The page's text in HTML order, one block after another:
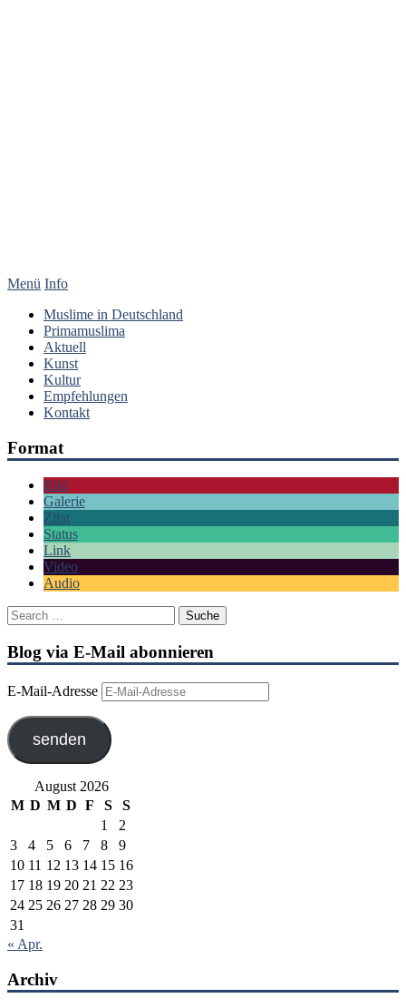
Menü Info
Muslime in Deutschland
Primamuslima
Aktuell
Kunst
Kultur
Empfehlungen
Kontakt
Format
Bild
Galerie
Zitat
Status
Link
Video
Audio
Blog via E-Mail abonnieren
E-Mail-Adresse
senden
August 2026
M D M D F S
S
1
2
3
4 5 6 7 8
9
10 11 12 13 14 15 16
17 18 19 20 21 22 23
24 25 26 27 28 29 30
31
« Apr.
Archiv